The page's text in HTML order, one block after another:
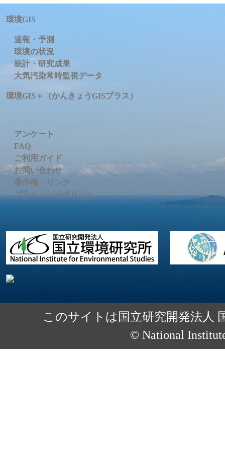
環境GIS
速報・予測
環境の状況
統計・研究成果
大気汚染常時監視データ
環境GIS＋（かんきょうGISプラス）
アンケート
FAQ
ご利用ガイド
お問い合わせ
著作権・リンク
プライバシーポリシー
このサイトは国立研究開発法人
© National